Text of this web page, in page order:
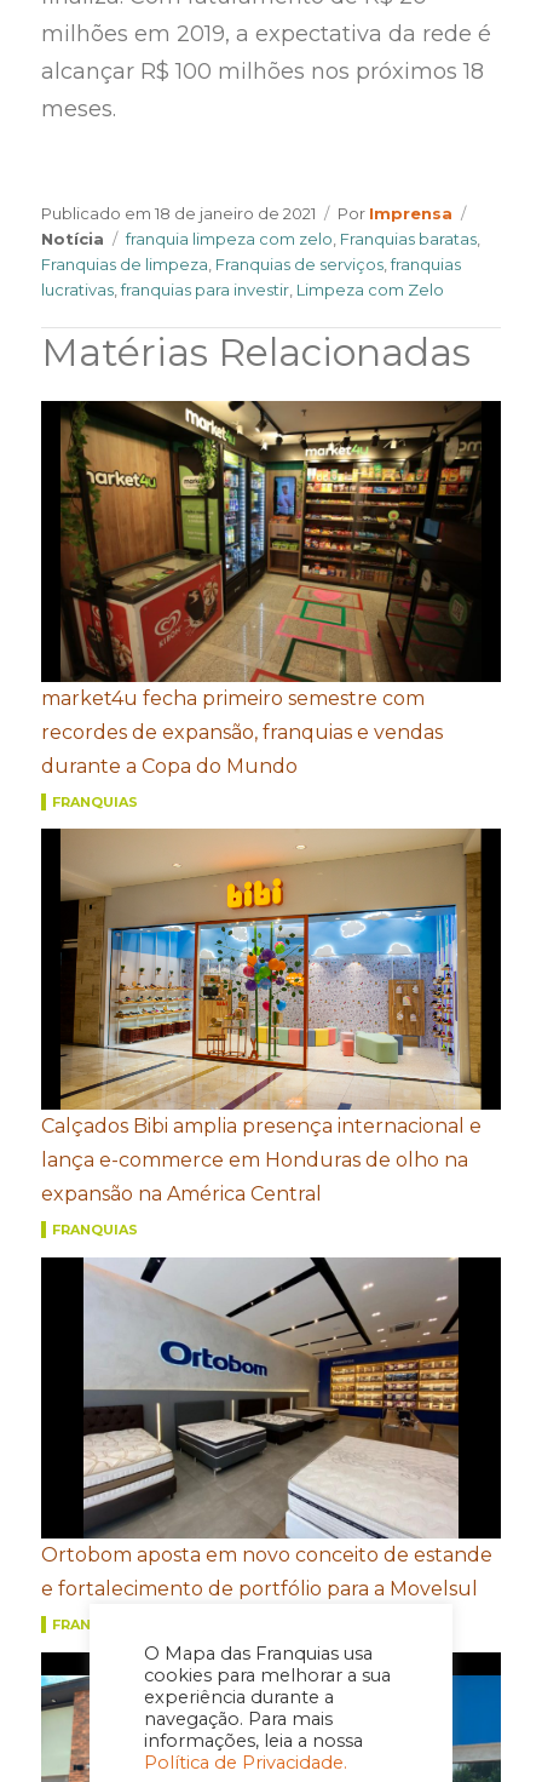
O Mapa das Franquias usa
cookies para melhorar a sua
experiência durante a
navegação. Para mais
informações, leia a nossa
Política de Privacidade.
milhões em 2019, a expectativa da rede é
alcançar R$ 100 milhões nos próximos 18
meses.
Publicado em18 de janeiro de 2021 Por Author
Imprensa
Notícia
Tags
franquia limpeza com zelo Franquias baratas
Franquias de limpeza Franquias de serviços ,franquias
lucrativas ,franquias para investir Limpeza com Zelo
Matérias Relacionadas
market4u fecha primeiro semestre com
recordes de expansão, franquias e vendas
durante a Copa do Mundo
FRANQUIAS
Calçados Bibi amplia presença internacional e
lança e-commerce em Honduras de olho na
expansão na América Central
FRANQUIAS
Ortobom aposta em novo conceito de estande
e fortalecimento de portfólio para a Movelsul
FRANQUIAS